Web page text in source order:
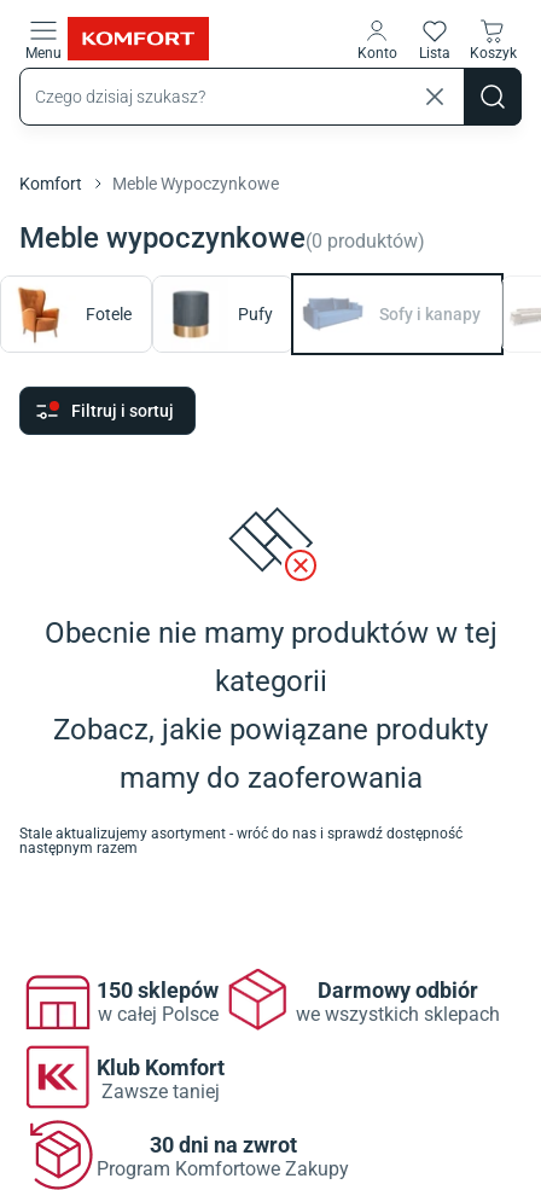
Menu Konto Lista Koszyk
Komfort Meble Wypoczynkowe
Meble wypoczynkowe(0 produktów)
Fotele Pufy Sofy i kanapy
Filtruj i sortuj
Obecnie nie mamy produktów w tej
kategorii
Zobacz, jakie powiązane produkty
mamy do zaoferowania
Stale aktualizujemy asortyment - wróć do nas i sprawdź dostępność
następnym razem
150 sklepów
w całej Polsce
Darmowy odbiór
we wszystkich sklepach
Klub Komfort
Zawsze taniej
30 dni na zwrot
Program Komfortowe Zakupy